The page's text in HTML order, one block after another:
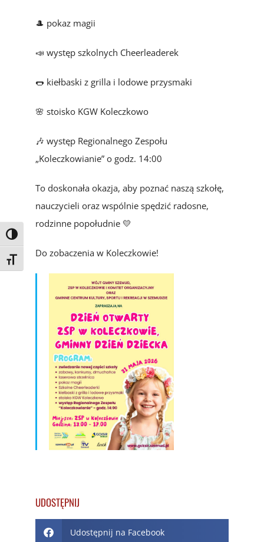
Toggle High Contrast
Toggle Font size
🎩 pokaz magii
📣 występ szkolnych Cheerleaderek
🌭 kiełbaski z grilla i lodowe przysmaki
🌸 stoisko KGW Koleczkowo
🎶 występ Regionalnego Zespołu
„Koleczkowianie” o godz. 14:00
To doskonała okazja, aby poznać naszą szkołę,
nauczycieli oraz wspólnie spędzić radosne,
rodzinne popołudnie 💛
Do zobaczenia w Koleczkowie!
UDOSTĘPNIJ
Udostępnij na Facebook